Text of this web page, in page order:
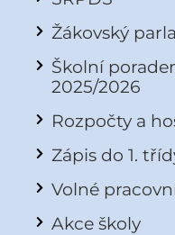
Žákovský
Školní
2025/2026
Rozpočty a
Zápis do 1.
Volné
Akce školy